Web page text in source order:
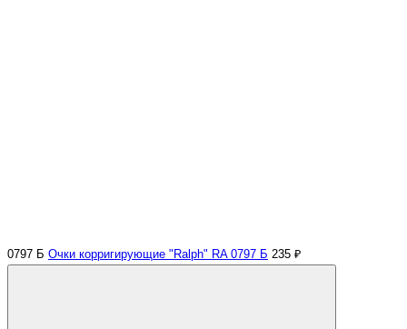
0797 Б Очки корригирующие "Ralph" RA 0797 Б 235 ₽